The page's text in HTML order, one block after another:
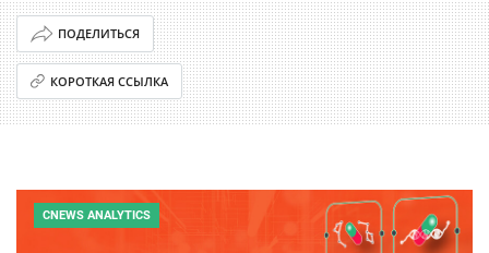
ПОДЕЛИТЬСЯ
КОРОТКАЯ ССЫЛКА
CNEWS ANALYTICS